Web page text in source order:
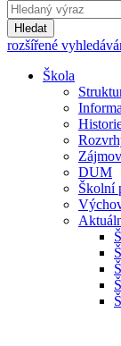
Hledat
rozšířené
Škola
DUM
Školní